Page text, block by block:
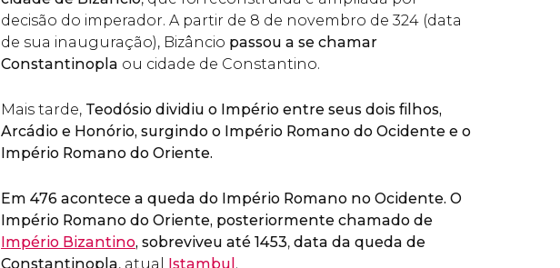
decisão do imperador. A partir de 8 de novembro de 324 (data
de sua inauguração), Bizâncio passou a se chamar
Constantinopla ou cidade de Constantino.
Mais tarde, Teodósio dividiu o Império entre seus dois filhos,
Arcádio e Honório, surgindo o Império Romano do Ocidente e o
Império Romano do Oriente.
Em 476 acontece a queda do Império Romano no Ocidente. O
Império Romano do Oriente, posteriormente chamado de
Império Bizantino, sobreviveu até 1453, data da queda de
Constantinopla, atual Istambul .